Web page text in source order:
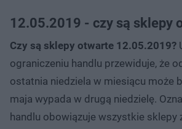
12.05.2019 - czy są sklepy
Czy są sklepy otwarte 12.05.2019?
ograniczeniu handlu przewiduje, że
ostatnia niedziela w miesiącu może
maja wypada w drugą niedzielę.
handlu obowiązuje wszystkie sklepy